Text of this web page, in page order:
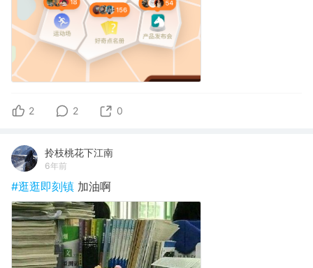
2 2 0
拎枝桃花下江南
6年前
#逛逛即刻镇 加油啊